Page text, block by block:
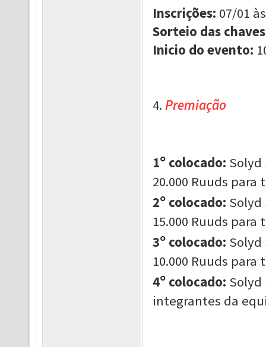
Inscrições: 07/01
Sorteio das
Inicio do evento:
4. Premiação
1°colocado: Solyd
20.000 Ruuds
2°colocado: Solyd
15.000 Ruuds
3°colocado: Solyd
10.000 Ruuds
4°colocado: Solyd
integrantes da